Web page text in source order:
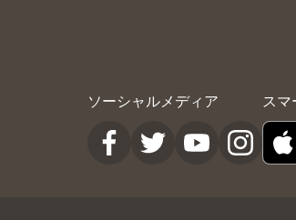
ソーシャルメディア スマ